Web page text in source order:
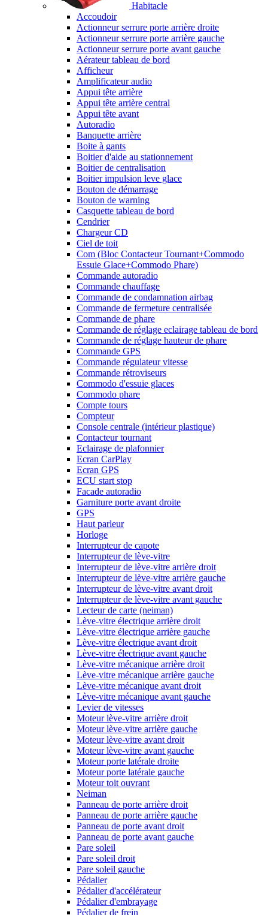
Habitacle
Accoudoir
Actionneur serrure porte arrière droite
Actionneur serrure porte arrière gauche
Actionneur serrure porte avant gauche
Aérateur tableau de bord
Afficheur
Amplificateur audio
Appui tête arrière
Appui tête arrière central
Appui tête avant
Autoradio
Banquette arrière
Boite à gants
Boitier d'aide au stationnement
Boitier de centralisation
Boitier impulsion leve glace
Bouton de démarrage
Bouton de warning
Casquette tableau de bord
Cendrier
Chargeur CD
Ciel de toit
Com (Bloc Contacteur Tournant+Commodo
Essuie Glace+Commodo Phare)
Commande autoradio
Commande chauffage
Commande de condamnation airbag
Commande de fermeture centralisée
Commande de phare
Commande de réglage eclairage tableau de bord
Commande de réglage hauteur de phare
Commande GPS
Commande régulateur vitesse
Commande rétroviseurs
Commodo d'essuie glaces
Commodo phare
Compte tours
Compteur
Console centrale (intérieur plastique)
Contacteur tournant
Eclairage de plafonnier
Ecran CarPlay
Ecran GPS
ECU start stop
Facade autoradio
Garniture porte avant droite
GPS
Haut parleur
Horloge
Interrupteur de capote
Interrupteur de lève-vitre
Interrupteur de lève-vitre arrière droit
Interrupteur de lève-vitre arrière gauche
Interrupteur de lève-vitre avant droit
Interrupteur de lève-vitre avant gauche
Lecteur de carte (neiman)
Lève-vitre électrique arrière droit
Lève-vitre électrique arrière gauche
Lève-vitre électrique avant droit
Lève-vitre électrique avant gauche
Lève-vitre mécanique arrière droit
Lève-vitre mécanique arrière gauche
Lève-vitre mécanique avant droit
Lève-vitre mécanique avant gauche
Levier de vitesses
Moteur lève-vitre arrière droit
Moteur lève-vitre arrière gauche
Moteur lève-vitre avant droit
Moteur lève-vitre avant gauche
Moteur porte latérale droite
Moteur porte latérale gauche
Moteur toit ouvrant
Neiman
Panneau de porte arrière droit
Panneau de porte arrière gauche
Panneau de porte avant droit
Panneau de porte avant gauche
Pare soleil
Pare soleil droit
Pare soleil gauche
Pédalier
Pédalier d'accélérateur
Pédalier d'embrayage
Pédalier de frein